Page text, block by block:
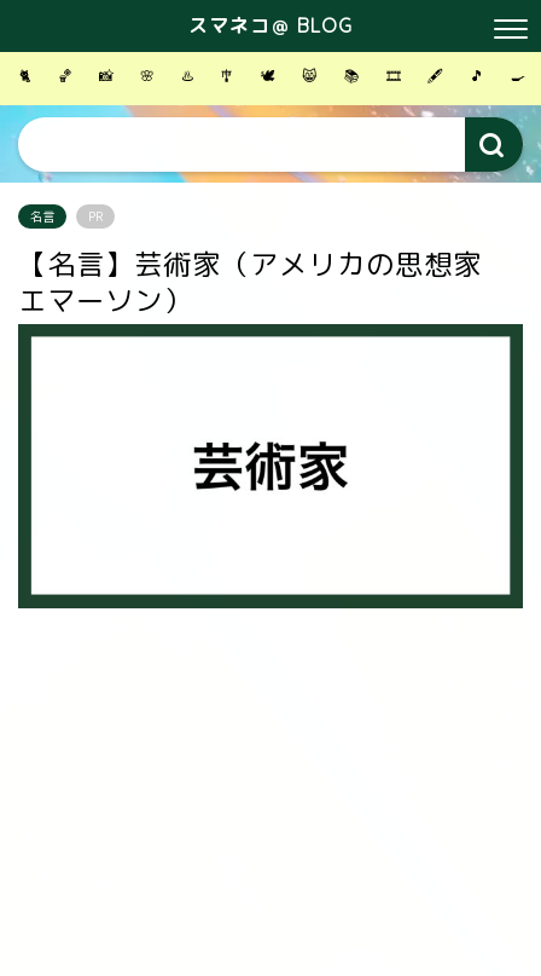
スマネコ＠ BLOG
🐈 🏀 📸 🌸 ♨️ 🎐 🕊 😸 📚 🎞 🖋 🎵 🍳
名言 PR
【名言】芸術家（アメリカの思想家
エマーソン）